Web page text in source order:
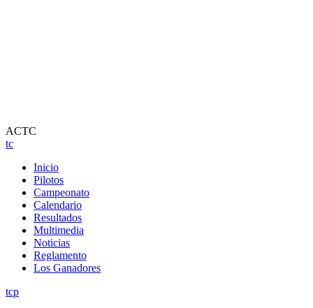
ACTC
tc
Inicio
Pilotos
Campeonato
Calendario
Resultados
Multimedia
Noticias
Reglamento
Los Ganadores
tcp